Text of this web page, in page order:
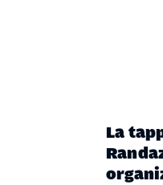
La